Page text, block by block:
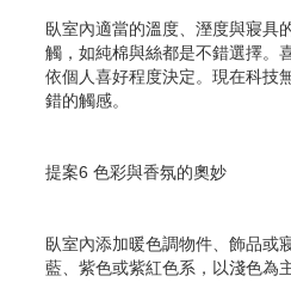
臥室內適當的溫度、溼度與寢具
觸，如純棉與絲都是不錯選擇。
依個人喜好程度決定。現在科技
錯的觸感。
提案6 色彩與香氛的奧妙
臥室內添加暖色調物件、飾品或
藍、紫色或紫紅色系，以淺色為